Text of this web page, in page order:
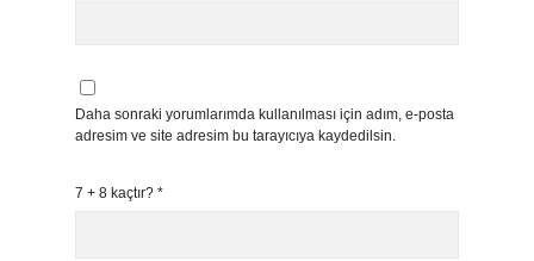
Daha sonraki yorumlarımda kullanılması için adım, e-posta
adresim ve site adresim bu tarayıcıya kaydedilsin.
7 + 8 kaçtır? *